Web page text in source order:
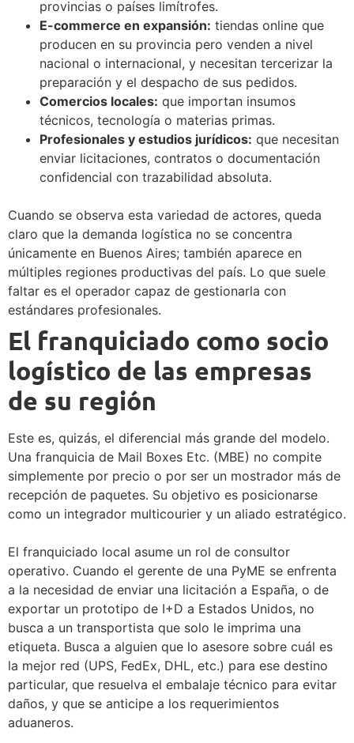
provincias o países limítrofes.
E-commerce en expansión: tiendas online que
producen en su provincia pero venden a nivel
nacional o internacional, y necesitan tercerizar la
preparación y el despacho de sus pedidos.
Comercios locales: que importan insumos
técnicos, tecnología o materias primas.
Profesionales y estudios jurídicos: que necesitan
enviar licitaciones, contratos o documentación
confidencial con trazabilidad absoluta.
Cuando se observa esta variedad de actores, queda
claro que la demanda logística no se concentra
únicamente en Buenos Aires; también aparece en
múltiples regiones productivas del país. Lo que suele
faltar es el operador capaz de gestionarla con
estándares profesionales.
El franquiciado como socio
logístico de las empresas
de su región
Este es, quizás, el diferencial más grande del modelo.
Una franquicia de Mail Boxes Etc. (MBE) no compite
simplemente por precio o por ser un mostrador más de
recepción de paquetes. Su objetivo es posicionarse
como un integrador multicourier y un aliado estratégico.
El franquiciado local asume un rol de consultor
operativo. Cuando el gerente de una PyME se enfrenta
a la necesidad de enviar una licitación a España, o de
exportar un prototipo de I+D a Estados Unidos, no
busca a un transportista que solo le imprima una
etiqueta. Busca a alguien que lo asesore sobre cuál es
la mejor red (UPS, FedEx, DHL, etc.) para ese destino
particular, que resuelva el embalaje técnico para evitar
daños, y que se anticipe a los requerimientos
aduaneros.